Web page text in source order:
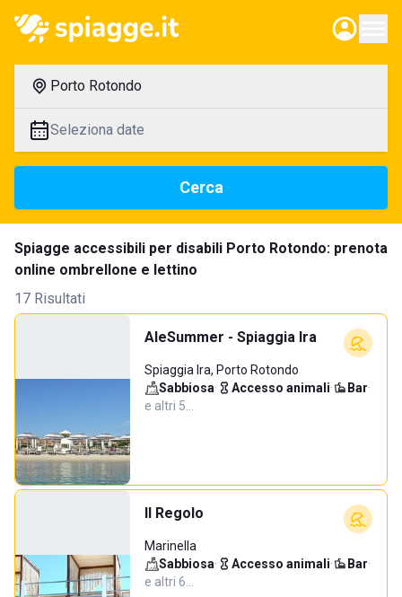
Porto Rotondo
Seleziona date
Cerca
Spiagge accessibili per disabili Porto Rotondo: prenota
online ombrellone e lettino
17 Risultati
AleSummer - Spiaggia Ira
Spiaggia Ira, Porto Rotondo
Sabbiosa· Accesso animali· Bar·
e altri 5…
Il Regolo
Marinella
Sabbiosa· Accesso animali· Bar·
e altri 6…